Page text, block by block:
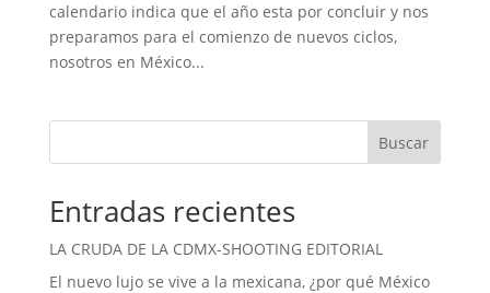
calendario indica que el año esta por concluir y nos
preparamos para el comienzo de nuevos ciclos,
nosotros en México...
Buscar
Entradas recientes
LA CRUDA DE LA CDMX-SHOOTING EDITORIAL
El nuevo lujo se vive a la mexicana, ¿por qué México